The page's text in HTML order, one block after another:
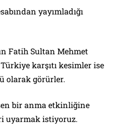
yayımladığı
Fatih Sultan Mehmet
karşıtı kesimler ise
olarak görürler.
bir anma etkinliğine
uyarmak istiyoruz.